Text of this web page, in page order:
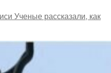
Ученые рассказали, как